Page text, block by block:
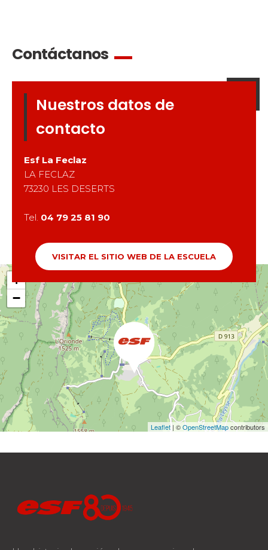
+
−
Leaflet | ©OpenStreetMapcontributors
Nuestros datos de
contacto
Esf La Feclaz
LA FECLAZ
73230 LES DESERTS
Tel. 04 79 25 81 90
VISITAR EL SITIO WEB DE LA ESCUELA
Contáctanos